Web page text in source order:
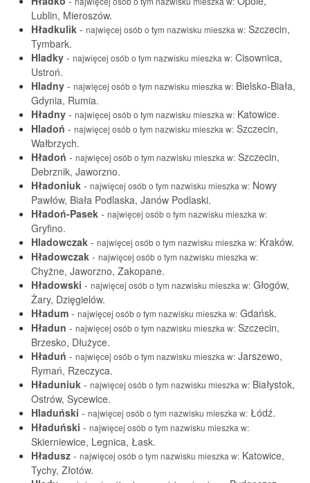
Lublin, Mieroszów.
Hładkulik - najwięcej osób o tym nazwisku mieszka w: Szczecin,
Tymbark.
Hladky - najwięcej osób o tym nazwisku mieszka w: Cisownica,
Ustroń.
Hladny - najwięcej osób o tym nazwisku mieszka w: Bielsko-Biała,
Gdynia, Rumia.
Hładny - najwięcej osób o tym nazwisku mieszka w: Katowice.
Hladoń - najwięcej osób o tym nazwisku mieszka w: Szczecin,
Wałbrzych.
Hładoń - najwięcej osób o tym nazwisku mieszka w: Szczecin,
Debrznik, Jaworzno.
Hładoniuk - najwięcej osób o tym nazwisku mieszka w: Nowy
Pawłów, Biała Podlaska, Janów Podlaski.
Hładoń-Pasek - najwięcej osób o tym nazwisku mieszka w:
Gryfino.
Hladowczak - najwięcej osób o tym nazwisku mieszka w: Kraków.
Hładowczak - najwięcej osób o tym nazwisku mieszka w:
Chyżne, Jaworzno, Zakopane.
Hładowski - najwięcej osób o tym nazwisku mieszka w: Głogów,
Żary, Dzięgielów.
Hładum - najwięcej osób o tym nazwisku mieszka w: Gdańsk.
Hładun - najwięcej osób o tym nazwisku mieszka w: Szczecin,
Brzesko, Dłużyce.
Hładuń - najwięcej osób o tym nazwisku mieszka w: Jarszewo,
Rymań, Rzeczyca.
Hładuniuk - najwięcej osób o tym nazwisku mieszka w: Białystok,
Ostrów, Sycewice.
Hladuński - najwięcej osób o tym nazwisku mieszka w: Łódź.
Hładuński - najwięcej osób o tym nazwisku mieszka w:
Skierniewice, Legnica, Łask.
Hładusz - najwięcej osób o tym nazwisku mieszka w: Katowice,
Tychy, Złotów.